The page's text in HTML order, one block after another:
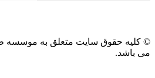
© کلیه حقوق سایت متعلق به موسسه
می باشد.